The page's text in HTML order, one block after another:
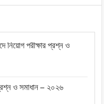
নিয়োগ পরীক্ষার প্রশ্ন ও
ও সমাধান – ২০২৬